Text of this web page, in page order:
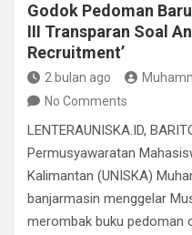
Godok Pedoman
III Transparan Soal
Recruitment’
2 bulan ago
No Comments
LENTERAUNISKA.ID,
Permusyawaratan
Kalimantan (UNISKA)
banjarmasin menggelar
merombak buku pedoman